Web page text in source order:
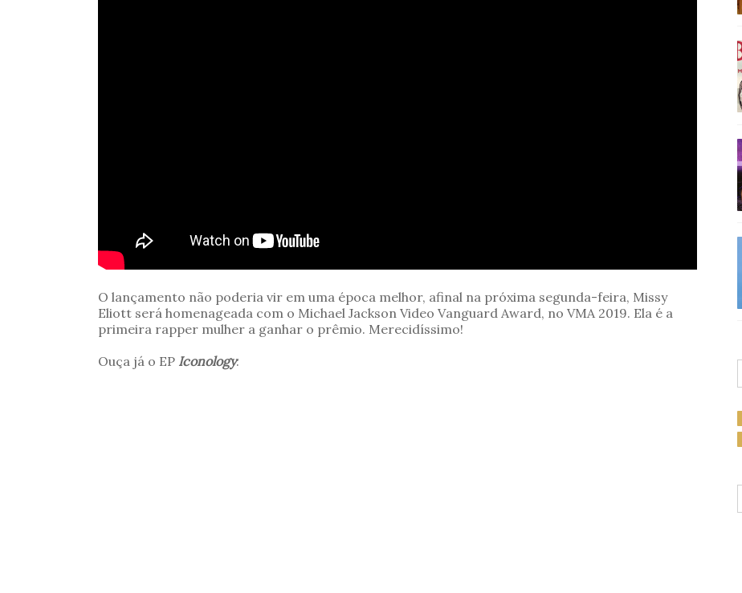
O lançamento não poderia vir em uma época melhor, afinal na próxima segunda-feira, Missy
Eliott será homenageada com o Michael Jackson Video Vanguard Award, no VMA 2019. Ela é a
primeira rapper mulher a ganhar o prêmio. Merecidíssimo!
Ouça já o EP Iconology: